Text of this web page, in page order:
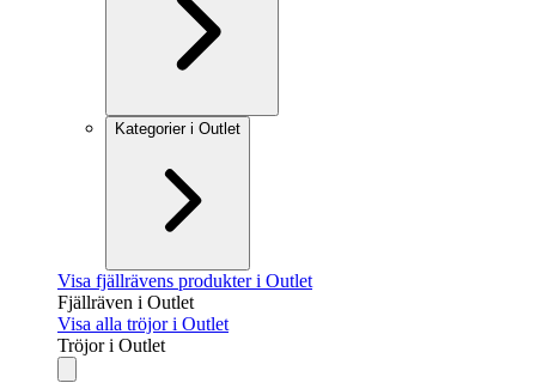
Kategorier i Outlet
Visa fjällrävens produkter i Outlet
Fjällräven i Outlet
Visa alla tröjor i Outlet
Tröjor i Outlet